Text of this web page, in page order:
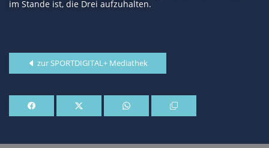
im Stande ist, die Drei aufzuhalten.
zur SPORTDIGITAL+ Mediathek